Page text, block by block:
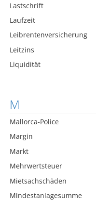
Lastschrift
Laufzeit
Leibrentenversicherung
Leitzins
Liquidität
M
Mallorca-Police
Margin
Markt
Mehrwertsteuer
Mietsachschäden
Mindestanlagesumme